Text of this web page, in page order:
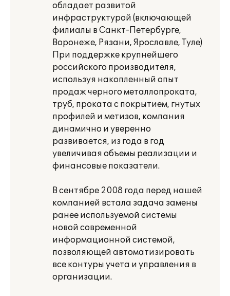
обладает развитой
инфраструктурой (включающей
филиалы в Санкт-Петербурге,
Воронеже, Рязани, Ярославле, Туле)
При поддержке крупнейшего
российского производителя,
используя накопленный опыт
продаж черного металлопроката,
труб, проката с покрытием, гнутых
профилей и метизов, компания
динамично и уверенно
развивается, из года в год
увеличивая объемы реализации и
финансовые показатели.
В сентябре 2008 года перед нашей
компанией встала задача замены
ранее используемой системы
новой современной
информационной системой,
позволяющей автоматизировать
все контуры учета и управления в
организации.